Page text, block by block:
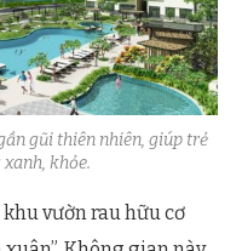
gũi thiên nhiên, giúp trẻ
khỏe.
vườn rau hữu cơ